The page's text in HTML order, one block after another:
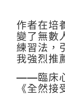
作者在培
變了無數
練習法，
我強烈推
——臨床
《全然接